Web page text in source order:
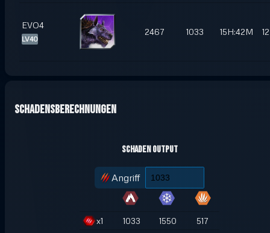
EVO4
LV40
2467 1033 15H:42M
Schadensberechnungen
Schaden Output
Angriff
x1 1033 1550
517